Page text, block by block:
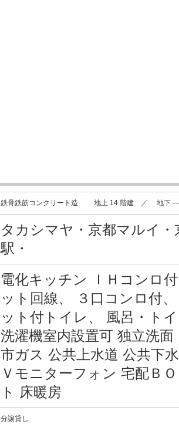
鉄骨鉄筋コンクリート造 地上 14 階建 ／ 地下 ---
タカシマヤ・京都マルイ
駅・
電化キッチン ＩＨコンロ
ット回線、 ３口コンロ付
ット付トイレ、 風呂・ト
洗濯機室内設置可 独立洗
市ガス 公共上水道 公共下
Ｖモニターフォン 宅配Ｂ
ト 床暖房
分譲貸し